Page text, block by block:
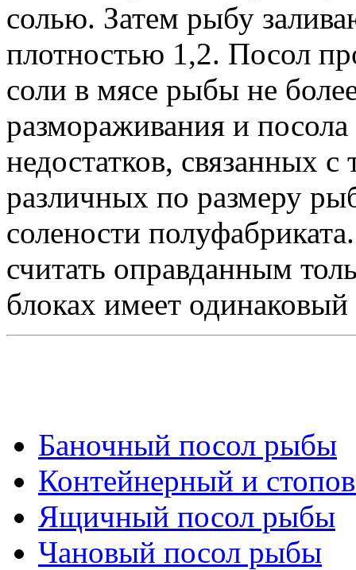
солью. Затем рыбу
плотностью 1,2. Посол
соли в мясе рыбы не
размораживания и
недостатков, связанных
различных по размеру
солености
считать оправданным
блоках имеет одинаковый
Баночный посол рыбы
Контейнерный и
Ящичный посол рыбы
Чановый посол рыбы